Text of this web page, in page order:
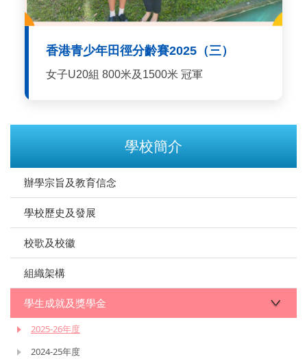
香港青少年田徑分齡賽2025（三）
女子U20組 800米及1500米 冠軍
學校簡介
辦學宗旨及教育信念
學校歷史及發展
校歌及校徽
組織架構
學生成就及獎學金
2025-26年度
2024-25年度